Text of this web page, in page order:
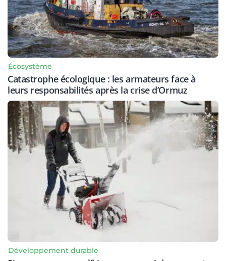
Écosystème
Catastrophe écologique : les armateurs face à
leurs responsabilités après la crise d’Ormuz
Développement durable